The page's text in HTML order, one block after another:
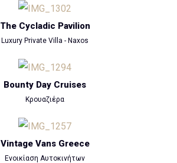
The Cycladic Pavilion
Luxury Private Villa - Naxos
Bounty Day Cruises
Κρουαζιέρα
Vintage Vans Greece
Ενοικίαση Αυτοκινήτων